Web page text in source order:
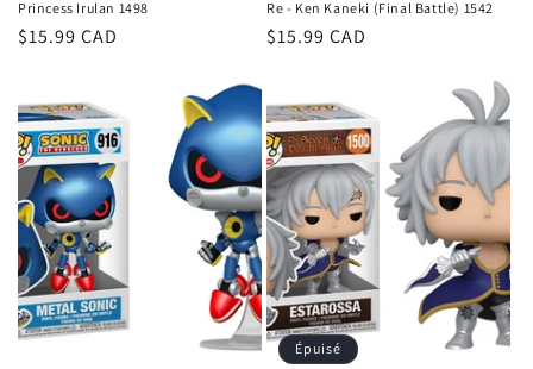
Princess Irulan 1498
Prix
$15.99 CAD
Re - Ken Kaneki (Final Battle) 1542
Prix
$15.99 CAD
Épuisé